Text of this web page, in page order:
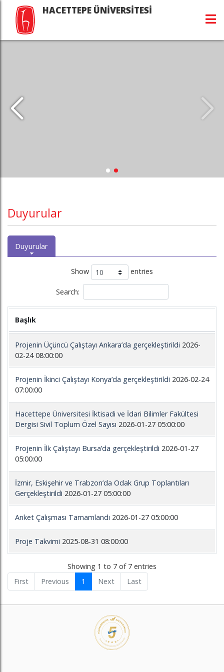
HACETTEPE ÜNİVERSİTESİ
Duyurular
Duyurular
Show entries
Search:
Başlık
Projenin Üçüncü Çalıştayı Ankara’da gerçekleştirildi 2026-
02-24 08:00:00
Projenin İkinci Çalıştayı Konya’da gerçekleştirildi 2026-02-24
07:00:00
Hacettepe Üniversitesi İktisadi ve İdari Bilimler Fakültesi
Dergisi Sivil Toplum Özel Sayısı 2026-01-27 05:00:00
Projenin İlk Çalıştayı Bursa’da gerçekleştirildi 2026-01-27
05:00:00
İzmir, Eskişehir ve Trabzon’da Odak Grup Toplantıları
Gerçekleştirildi 2026-01-27 05:00:00
Anket Çalışması Tamamlandı 2026-01-27 05:00:00
Proje Takvimi 2025-08-31 08:00:00
Showing 1 to 7 of 7 entries
First
Previous 1 Next Last